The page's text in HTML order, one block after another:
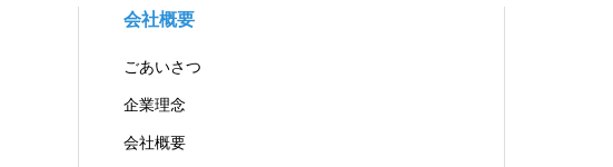
会社概要
ごあいさつ
企業理念
会社概要